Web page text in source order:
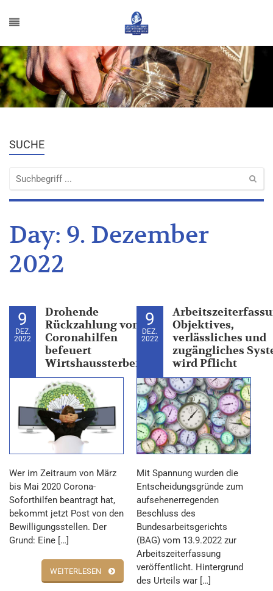
SUCHE
Day: 9. Dezember
2022
9
DEZ.
2022
Drohende
Rückzahlung von
Coronahilfen
befeuert
Wirtshaussterben!
Wer im Zeitraum von März
bis Mai 2020 Corona-
Soforthilfen beantragt hat,
bekommt jetzt Post von den
Bewilligungsstellen. Der
Grund: Eine […]
WEITERLESEN
9
DEZ.
2022
Objektives,
verlässliches und
zugängliches
wird Pflicht
Mit Spannung wurden die
Entscheidungsgründe zum
aufsehenerregenden
Beschluss des
Bundesarbeitsgerichts
(BAG) vom 13.9.2022 zur
Arbeitszeiterfassung
veröffentlicht. Hintergrund
des Urteils war […]